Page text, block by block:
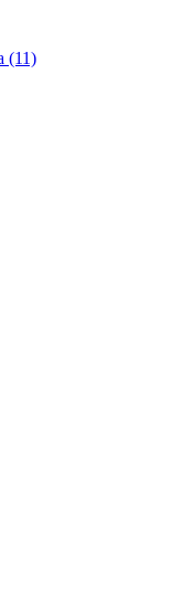
prvi razred srednjih
za školsku